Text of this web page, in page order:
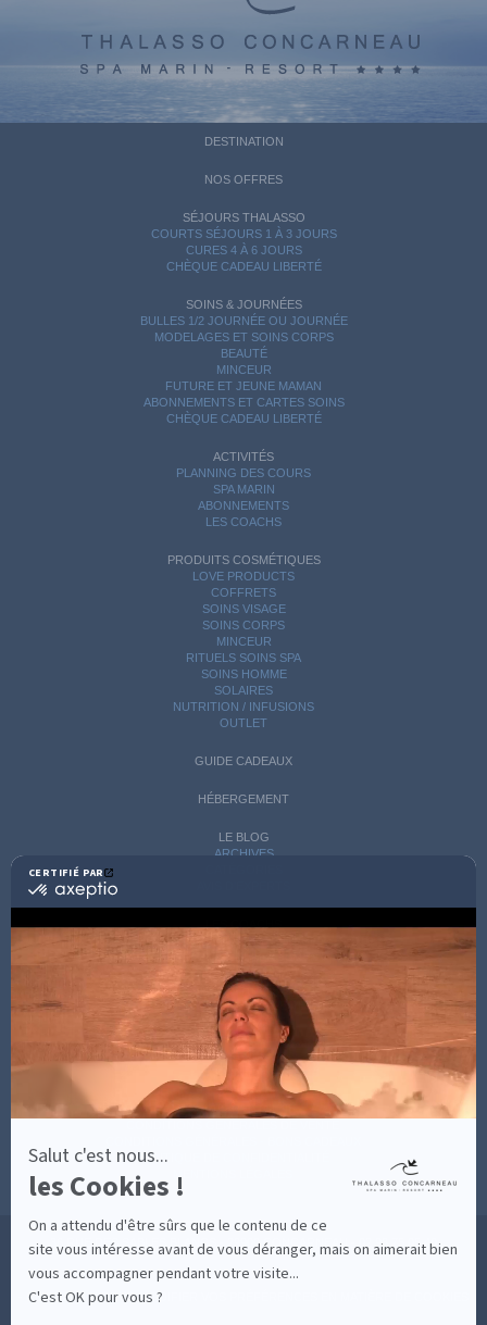
CERTIFIÉ PAR
certifié
En
Axeptio
Salut c'est nous...
les Cookies !
On a attendu d'être sûrs que le contenu de ce
site vous intéresse avant de vous déranger, mais on aimerait bien
vous accompagner pendant votre visite...
C'est OK pour vous ?
DESTINATION
NOS OFFRES
SÉJOURS THALASSO
COURTS SÉJOURS 1 À 3 JOURS
CURES 4 À 6 JOURS
CHÈQUE CADEAU LIBERTÉ
SOINS & JOURNÉES
BULLES 1/2 JOURNÉE OU JOURNÉE
MODELAGES ET SOINS CORPS
BEAUTÉ
MINCEUR
FUTURE ET JEUNE MAMAN
ABONNEMENTS ET CARTES SOINS
CHÈQUE CADEAU LIBERTÉ
ACTIVITÉS
PLANNING DES COURS
SPA MARIN
ABONNEMENTS
LES COACHS
PRODUITS COSMÉTIQUES
LOVE PRODUCTS
COFFRETS
SOINS VISAGE
SOINS CORPS
MINCEUR
RITUELS SOINS SPA
SOINS HOMME
SOLAIRES
NUTRITION / INFUSIONS
OUTLET
GUIDE CADEAUX
HÉBERGEMENT
LE BLOG
ARCHIVES
INFORMATIONS PRATIQUES
DÉCOUVRIR EN IMAGES
NEWSLETTERS
BONNES RAISONS DE VENIR
MON COMPTE
MON PANIER
ACCÈS
CONTACT
MESURES D'HYGIÈNE
POLITIQUE DE CONFIDENTIALITÉ
36 RUE DES SABLES BLANCS - 29900 CONCARNEAU - 02 98 75 05 40
CLIQUEZ-ICI POUR MODIFIER VOS PRÉFÉRENCES EN MATIÈRE DE COOKIES